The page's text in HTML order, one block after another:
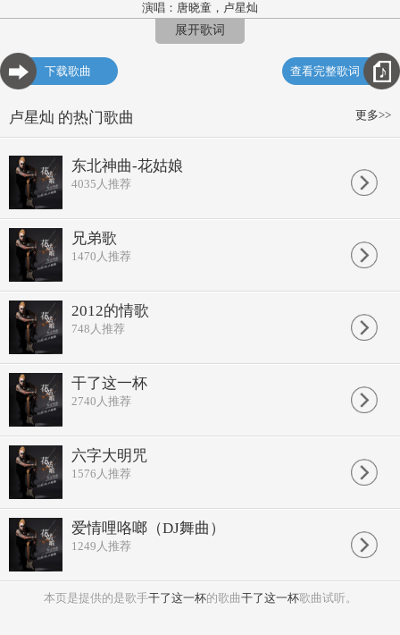
演唱：唐晓童，卢星灿
就让时间停留在今天
安抚心中那份渴望重逢的期待
祝福的话千言万语都在这酒里
一生何求天长地久永远是朋友
岁月带着回忆已走远
寒冷的风带着尘埃沧桑我的脸
时隔多年终于等到相聚的一天
举起手中美酒干了这一杯
祝福的话千言万语都在这酒里
举起手中美酒干了这一杯
一生何求天长地久永远是朋友
一生何求天长地久永远是朋友
展开歌词
下载歌曲 查看完整歌词
更多>>
卢星灿 的热门歌曲
东北神曲-花姑娘
4035 人推荐
兄弟歌
1470 人推荐
2012的情歌
748 人推荐
干了这一杯
2740 人推荐
六字大明咒
1576 人推荐
爱情哩咯啷（DJ舞曲）
1249 人推荐
本页是提供的是歌手干了这一杯的歌曲干了这一杯歌曲试听。